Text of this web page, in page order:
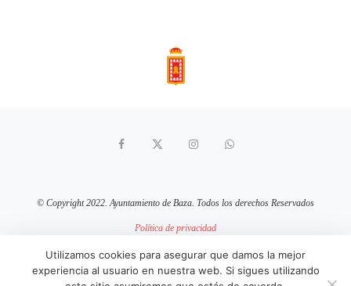
© Copyright 2022. Ayuntamiento de Baza. Todos los derechos Reservados
Política de privacidad
Política de cookies
sitio web mantenido por pixelcero.com
Utilizamos cookies para asegurar que damos la mejor
experiencia al usuario en nuestra web. Si sigues utilizando